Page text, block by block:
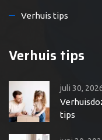
Verhuis tips
Verhuis tips
juli 30,
tips